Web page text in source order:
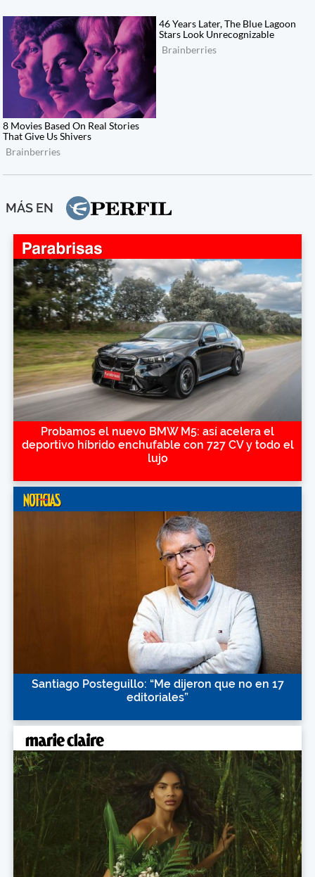
MÁS EN
Probamos el nuevo BMW M5: así acelera el
deportivo híbrido enchufable con 727 CV y todo el
lujo
Santiago Posteguillo: “Me dijeron que no en 17
editoriales”